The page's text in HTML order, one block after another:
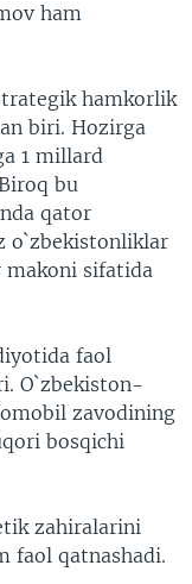
ham
hamkorlik
biri. Hozirga
1 millard
bu
qator
o`zbekistonliklar
makoni sifatida
faol
O`zbekiston-
zavodining
bosqichi
zahiralarini
faol qatnashadi.